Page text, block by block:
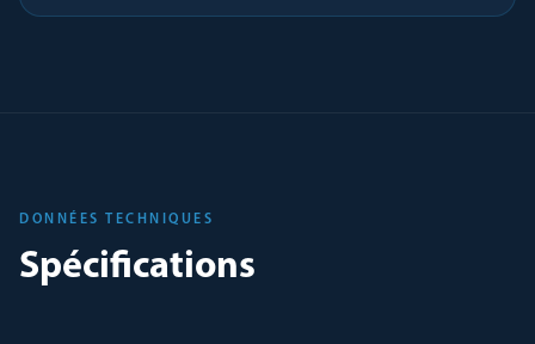
DONNÉES TECHNIQUES
Spécifications